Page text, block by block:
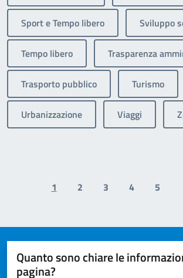
Sport e Tempo libero Sviluppo
Tempo libero Trasparenza
Trasporto pubblico Turismo
Urbanizzazione Viaggi
Previous page
1 2 3 4 5
Quanto sono chiare le
pagina?